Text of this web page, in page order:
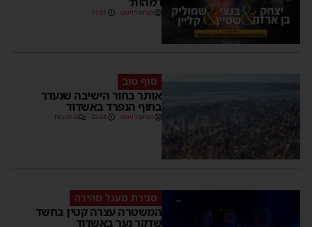
מנחם דויטש 11:01
סוף טוב
אותר בחור הישיבה שנעדר
בחוף הנפרד באשדוד
מנחם דויטש 22:08 3 תגובות
סגירת מעגל מהירה
המשטרה עצרה קטין בחשד
שדקר נער באשדוד